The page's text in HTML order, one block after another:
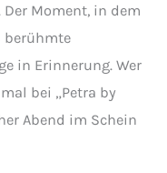
Moment, in dem
berühmte
in Erinnerung. Wer
bei „Petra by
Abend im Schein